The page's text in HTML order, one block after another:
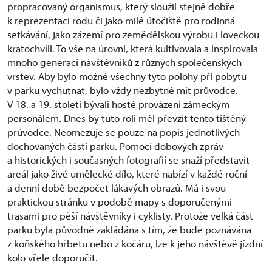
propracovaný organismus, který sloužil stejně dobře
k reprezentaci rodu či jako milé útočiště pro rodinná
setkávání, jako zázemí pro zemědělskou výrobu i loveckou
kratochvíli. To vše na úrovni, která kultivovala a inspirovala
mnoho generací návštěvníků z různých společenských
vrstev. Aby bylo možné všechny tyto polohy při pobytu
v parku vychutnat, bylo vždy nezbytné mít průvodce.
V 18. a 19. století bývali hosté provázeni zámeckým
personálem. Dnes by tuto roli měl převzít tento tištěný
průvodce. Neomezuje se pouze na popis jednotlivých
dochovaných částí parku. Pomocí dobových zpráv
a historických i současných fotografií se snaží představit
areál jako živé umělecké dílo, které nabízí v každé roční
a denní době bezpočet lákavých obrazů. Má i svou
praktickou stránku v podobě mapy s doporučenými
trasami pro pěší návštěvníky i cyklisty. Protože velká část
parku byla původně zakládána s tím, že bude poznávána
z koňského hřbetu nebo z kočáru, lze k jeho návštěvě jízdní
kolo vřele doporučit.